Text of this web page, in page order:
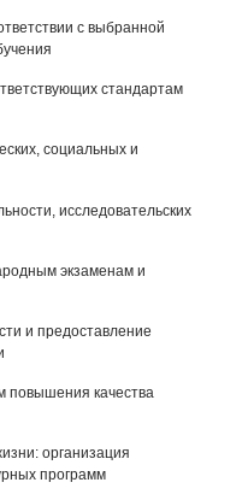
с выбранной
стандартам
социальных и
исследовательских
экзаменам и
и предоставление
повышения качества
организация
программ